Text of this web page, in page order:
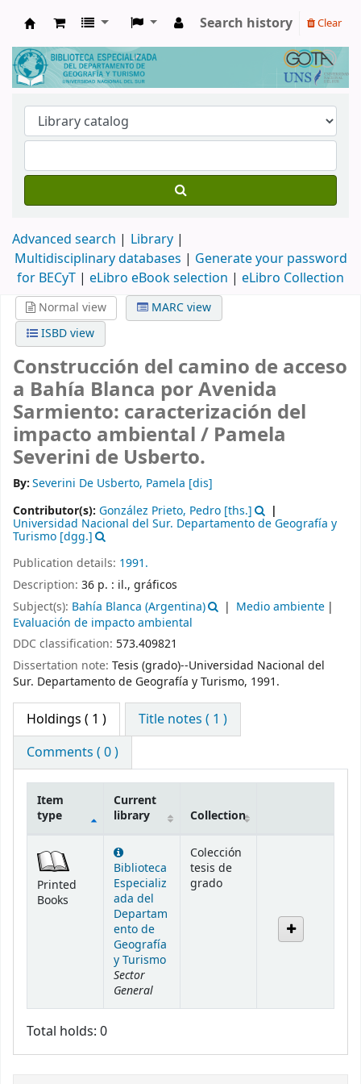
Biblioteca de Geografía y Turismo
Search history Clear
Advanced search
Library
Multidisciplinary databases | Generate your password
for BECyT | eLibro eBook selection | eLibro Collection
Normal view
MARC view
ISBD view
Construcción del camino de acceso
a Bahía Blanca por Avenida
Sarmiento: caracterización del
impacto ambiental / Pamela
Severini de Usberto.
By:Severini De Usberto, Pamela [dis]
Contributor(s): González Prieto, Pedro [ths.]
Universidad Nacional del Sur. Departamento de Geografía y
Turismo [dgg.]
Publication details: 1991.
Description: 36 p. : il., gráficos
Subject(s): Bahía Blanca (Argentina)
Medio ambiente
Evaluación de impacto ambiental
DDC classification: 573.409821
Dissertation note: Tesis (grado)--Universidad Nacional del
Sur. Departamento de Geografía y Turismo, 1991.
Holdings ( 1 )
Title notes ( 1 )
Comments ( 0 )
Item
type
Current
library
Collection
Printed
Books
Biblioteca
Especializ
ada del
Departam
ento de
Geografía
y Turismo
Sector
General
Colección
tesis de
grado
Total holds: 0